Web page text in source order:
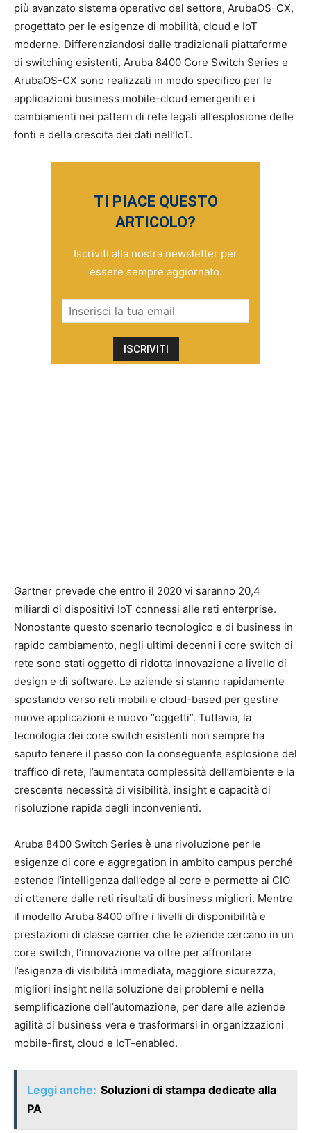
più avanzato sistema operativo del settore, ArubaOS-CX,
progettato per le esigenze di mobilità, cloud e IoT
moderne. Differenziandosi dalle tradizionali piattaforme
di switching esistenti, Aruba 8400 Core Switch Series e
ArubaOS-CX sono realizzati in modo specifico per le
applicazioni business mobile-cloud emergenti e i
cambiamenti nei pattern di rete legati all’esplosione delle
fonti e della crescita dei dati nell’IoT.
TI PIACE QUESTO
ARTICOLO?
Iscriviti alla nostra newsletter per
essere sempre aggiornato.
Gartner prevede che entro il 2020 vi saranno 20,4
miliardi di dispositivi IoT connessi alle reti enterprise.
Nonostante questo scenario tecnologico e di business in
rapido cambiamento, negli ultimi decenni i core switch di
rete sono stati oggetto di ridotta innovazione a livello di
design e di software. Le aziende si stanno rapidamente
spostando verso reti mobili e cloud-based per gestire
nuove applicazioni e nuovo “oggetti”. Tuttavia, la
tecnologia dei core switch esistenti non sempre ha
saputo tenere il passo con la conseguente esplosione del
traffico di rete, l’aumentata complessità dell’ambiente e la
crescente necessità di visibilità, insight e capacità di
risoluzione rapida degli inconvenienti.
Aruba 8400 Switch Series è una rivoluzione per le
esigenze di core e aggregation in ambito campus perché
estende l’intelligenza dall’edge al core e permette ai CIO
di ottenere dalle reti risultati di business migliori. Mentre
il modello Aruba 8400 offre i livelli di disponibilità e
prestazioni di classe carrier che le aziende cercano in un
core switch, l’innovazione va oltre per affrontare
l’esigenza di visibilità immediata, maggiore sicurezza,
migliori insight nella soluzione dei problemi e nella
semplificazione dell’automazione, per dare alle aziende
agilità di business vera e trasformarsi in organizzazioni
mobile-first, cloud e IoT-enabled.
Leggi anche: Soluzioni di stampa dedicate alla
PA